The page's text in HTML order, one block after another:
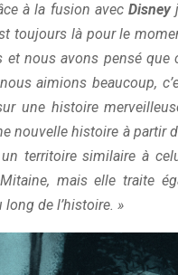
à la fusion avec Disney
toujours là pour le
nous avons pensé que
aimions beaucoup,
une histoire
nouvelle histoire à partir
un territoire similaire à
Mitaine, mais elle traite
de l’histoire. »